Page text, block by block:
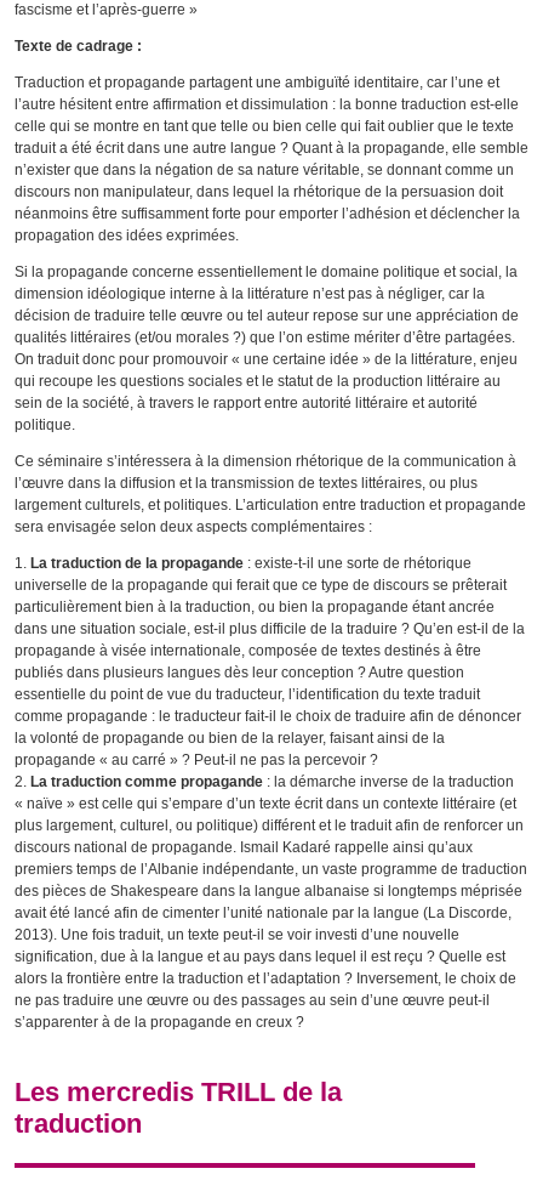
fascisme et l’après-guerre »
Texte de cadrage :
Traduction et propagande partagent une ambiguïté identitaire, car l’une et
l’autre hésitent entre affirmation et dissimulation : la bonne traduction est-elle
celle qui se montre en tant que telle ou bien celle qui fait oublier que le texte
traduit a été écrit dans une autre langue ? Quant à la propagande, elle semble
n’exister que dans la négation de sa nature véritable, se donnant comme un
discours non manipulateur, dans lequel la rhétorique de la persuasion doit
néanmoins être suffisamment forte pour emporter l’adhésion et déclencher la
propagation des idées exprimées.
Si la propagande concerne essentiellement le domaine politique et social, la
dimension idéologique interne à la littérature n’est pas à négliger, car la
décision de traduire telle œuvre ou tel auteur repose sur une appréciation de
qualités littéraires (et/ou morales ?) que l’on estime mériter d’être partagées.
On traduit donc pour promouvoir « une certaine idée » de la littérature, enjeu
qui recoupe les questions sociales et le statut de la production littéraire au
sein de la société, à travers le rapport entre autorité littéraire et autorité
politique.
Ce séminaire s’intéressera à la dimension rhétorique de la communication à
l’œuvre dans la diffusion et la transmission de textes littéraires, ou plus
largement culturels, et politiques. L’articulation entre traduction et propagande
sera envisagée selon deux aspects complémentaires :
La traduction de la propagande : existe-t-il une sorte de rhétorique
universelle de la propagande qui ferait que ce type de discours se prêterait
particulièrement bien à la traduction, ou bien la propagande étant ancrée
dans une situation sociale, est-il plus difficile de la traduire ? Qu’en est-il de la
propagande à visée internationale, composée de textes destinés à être
publiés dans plusieurs langues dès leur conception ? Autre question
essentielle du point de vue du traducteur, l’identification du texte traduit
comme propagande : le traducteur fait-il le choix de traduire afin de dénoncer
la volonté de propagande ou bien de la relayer, faisant ainsi de la
propagande « au carré » ? Peut-il ne pas la percevoir ?
La traduction comme propagande : la démarche inverse de la traduction
« naïve » est celle qui s’empare d’un texte écrit dans un contexte littéraire (et
plus largement, culturel, ou politique) différent et le traduit afin de renforcer un
discours national de propagande. Ismail Kadaré rappelle ainsi qu’aux
premiers temps de l’Albanie indépendante, un vaste programme de traduction
des pièces de Shakespeare dans la langue albanaise si longtemps méprisée
avait été lancé afin de cimenter l’unité nationale par la langue (La Discorde,
2013). Une fois traduit, un texte peut-il se voir investi d’une nouvelle
signification, due à la langue et au pays dans lequel il est reçu ? Quelle est
alors la frontière entre la traduction et l’adaptation ? Inversement, le choix de
ne pas traduire une œuvre ou des passages au sein d’une œuvre peut-il
s’apparenter à de la propagande en creux ?
Les mercredis TRILL de la
traduction